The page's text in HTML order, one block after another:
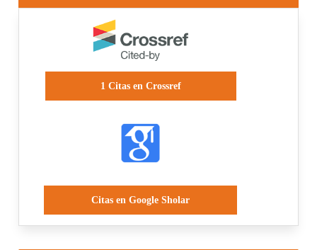
1Citas en Crossref
Citas en Google Sholar